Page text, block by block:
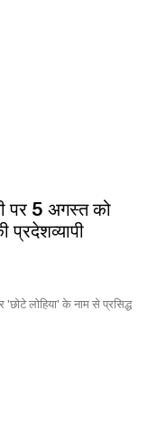
पर 5 अगस्त को
प्रदेशव्यापी
'छोटे लोहिया' के नाम से प्रसिद्ध